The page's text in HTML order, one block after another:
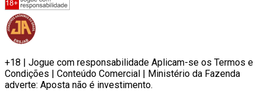
+18 | Jogue com responsabilidade Aplicam-se os Termos e
Condições | Conteúdo Comercial | Ministério da Fazenda
adverte: Aposta não é investimento.